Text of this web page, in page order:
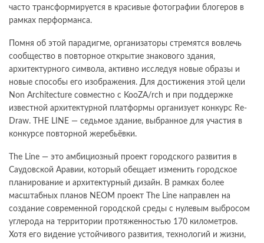
часто трансформируется в красивые фотографии блогеров в
рамках перформанса.
Помня об этой парадигме, организаторы стремятся вовлечь
сообщество в повторное открытие знакового здания,
архитектурного символа, активно исследуя новые образы и
новые способы его изображения. Для достижения этой цели
Non Architecture совместно с KooZA/rch и при поддержке
известной архитектурной платформы организует конкурс Re-
Draw. THE LINE — седьмое здание, выбранное для участия в
конкурсе повторной жеребьёвки.
The Line — это амбициозный проект городского развития в
Саудовской Аравии, который обещает изменить городское
планирование и архитектурный дизайн. В рамках более
масштабных планов NEOM проект The Line направлен на
создание современной городской среды с нулевым выбросом
углерода на территории протяженностью 170 километров.
Хотя его видение устойчивого развития, технологий и жизни,